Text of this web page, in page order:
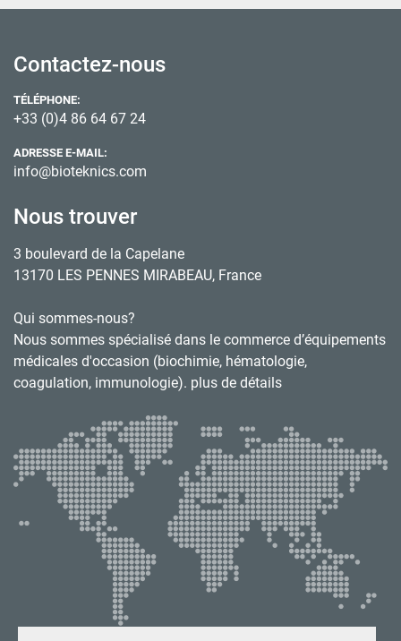
Contactez-nous
TÉLÉPHONE:
+33 (0)4 86 64 67 24
ADRESSE E-MAIL:
info@bioteknics.com
Nous trouver
3 boulevard de la Capelane
13170 LES PENNES MIRABEAU, France
Qui sommes-nous?
Nous sommes spécialisé dans le commerce d’équipements
médicales d'occasion (biochimie, hématologie,
coagulation, immunologie). plus de détails